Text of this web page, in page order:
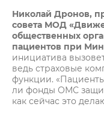
Николай Дронов,
совета МОД
общественных
пациентов при
инициатива
ведь страховые
функции.
ли фонды ОМС
как сейчас это